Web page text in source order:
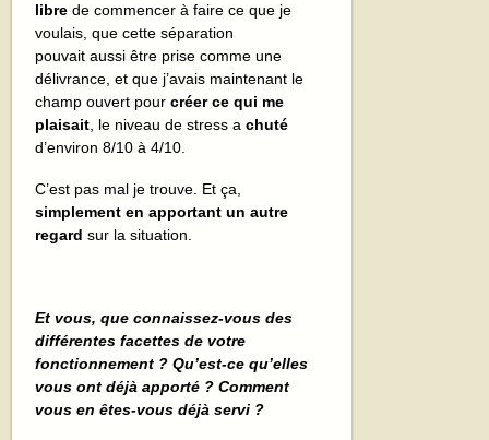
libre de commencer à faire ce que je
voulais, que cette séparation
pouvait aussi être prise comme une
délivrance, et que j’avais maintenant le
champ ouvert pourcréer ce qui me
plaisait, le niveau de stress achuté
d’environ 8/10 à 4/10.
C’est pas mal je trouve. Et ça,
simplement en apportant un autre
regard sur la situation.
Et vous, que connaissez-vous des
différentes facettes de votre
fonctionnement ? Qu’est-ce qu’elles
vous ont déjà apporté ? Comment
vous en êtes-vous déjà servi ?